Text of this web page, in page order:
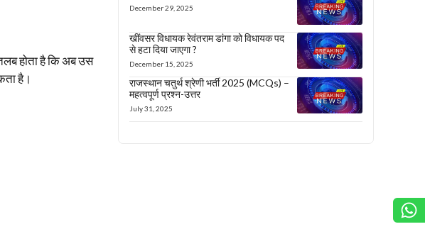
होता है कि अब उस
है।
December 29, 2025
खींवसर विधायक रेवंतराम डांगा को विधायक पद
से हटा दिया जाएगा ?
December 15, 2025
राजस्थान चतुर्थ श्रेणी भर्ती 2025 (MCQs) –
महत्वपूर्ण प्रश्न-उत्तर
July 31, 2025